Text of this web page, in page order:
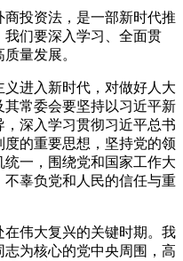
投资法，是一部新时代推
们要深入学习、全面贯
量发展。
进入新时代，对做好人大
常委会要坚持以习近平新
深入学习贯彻习近平总书
的重要思想，坚持党的领
一，围绕党和国家工作大
辜负党和人民的信任与重
伟大复兴的关键时期。我
为核心的党中央周围，高